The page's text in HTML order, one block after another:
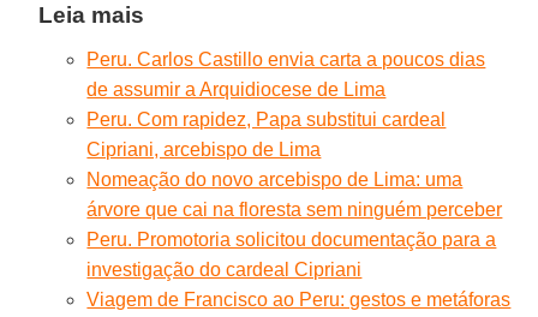
Leia mais
Peru. Carlos Castillo envia carta a poucos dias
de assumir a Arquidiocese de Lima
Peru. Com rapidez, Papa substitui cardeal
Cipriani, arcebispo de Lima
Nomeação do novo arcebispo de Lima: uma
árvore que cai na floresta sem ninguém perceber
Peru. Promotoria solicitou documentação para a
investigação do cardeal Cipriani
Viagem de Francisco ao Peru: gestos e metáforas